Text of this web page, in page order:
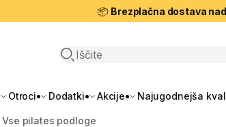
📦 Brezplačna dostava
Odpri iskanje
Otroci Dodatki Akcije Najugodnejša
Vse pilates podloge